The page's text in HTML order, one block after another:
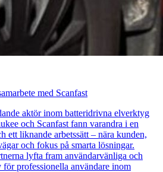
med Scanfast
aktör inom batteridrivna elverktyg
och Scanfast fann varandra i en
ett liknande arbetssätt – nära kunden,
och fokus på smarta lösningar.
lyfta fram användarvänliga och
för professionella användare inom